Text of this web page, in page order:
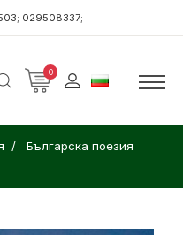
029508337;
0
Българска поезия